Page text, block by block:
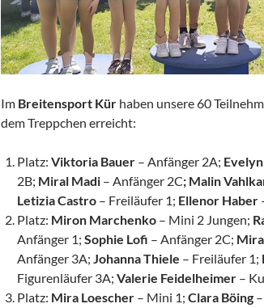
Im Breitensport Kür haben unsere 60
dem Treppchen erreicht:
Platz: Viktoria Bauer – Anfänger 2A;
2B; Miral Madi – Anfänger 2C; Malin
Letizia Castro – Freiläufer 1; Ellenor Haber
Platz: Miron Marchenko – Mini 2 Jungen;
Anfänger 1; Sophie Lofi – Anfänger 2C;
Anfänger 3A; Johanna Thiele – Freiläufer 1;
Figurenläufer 3A; Valerie Feidelheimer –
Platz: Mira Loescher – Mini 1; Clara Böing